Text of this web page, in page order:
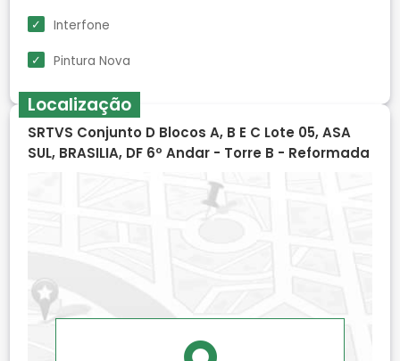
Interfone
Pintura Nova
Localização
SRTVS Conjunto D Blocos A, B E C Lote 05, ASA
SUL, BRASILIA, DF 6º Andar - Torre B - Reformada